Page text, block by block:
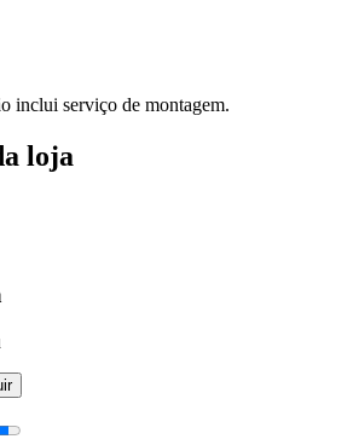
inclui serviço de montagem.
loja